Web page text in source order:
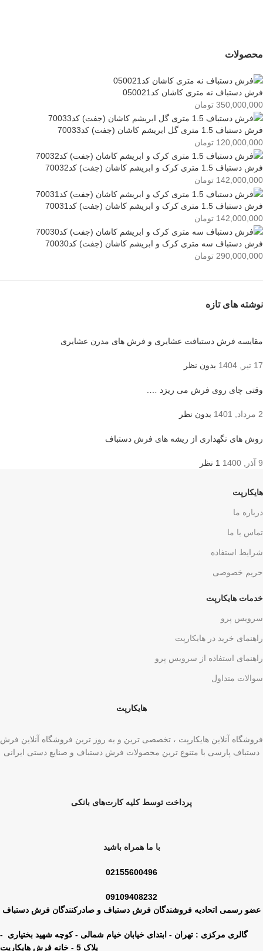
محصولات
فرش دستباف نه متری کاشان کد050021
350,000,000 تومان
فرش دستباف 1.5 متری گل ابریشم کاشان (جفت) کد70033
120,000,000 تومان
فرش دستباف 1.5 متری کرک و ابریشم کاشان (جفت) کد70032
142,000,000 تومان
فرش دستباف 1.5 متری کرک و ابریشم کاشان (جفت) کد70031
142,000,000 تومان
فرش دستباف سه متری کرک و ابریشم کاشان (جفت) کد70030
290,000,000 تومان
نوشته های تازه
مقایسه فرش دستبافت عشایری و فرش های مدرن عشایری
17 تیر, 1404 بدون نظر
وقتی چای روی فرش می ریزد ….
2 مرداد, 1401 بدون نظر
روش های نگهداری از ریشه های فرش دستباف
9 آذر, 1400 1 نظر
هایکارپت
درباره ما
تماس با ما
شرایط استفاده
حریم خصوصی
خدمات هایکارپت
سرویس پرو
راهنمای خرید در هایکارپت
راهنمای استفاده از سرویس پرو
سوالات متداول
هایکارپت
فروشگاه آنلاین هایکارپت ، تخصصی ترین و به روز ترین فروشگاه آنلاین فرش
دستباف پارسی با متنوع ترین محصولات فرش دستباف و صنایع دستی ایرانی
پرداخت توسط کلیه کارت‌های بانکی
با ما همراه باشید
02155600496
09109408232
عضو رسمی اتحادیه فروشندگان فرش دستباف و صادرکنندگان فرش دستباف
گالری مرکزی : تهران - ابتدای خیابان خیام شمالی - کوچه شهید بختیاری -
پلاک 5 - خانه فرش هایکارپت